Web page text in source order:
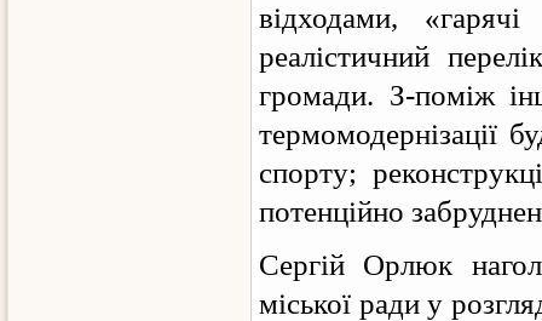
відходами,
реалістичний
громади. З-поміж
термомодернізації
спорту;
потенційно
Сергій Орлюк
міської ради у